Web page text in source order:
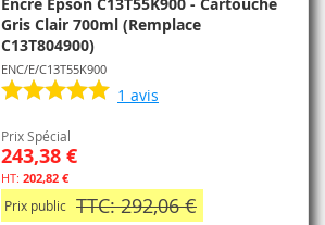
Gris Clair 700ml (Remplace
C13T804900)
ENC/E/C13T55K900
1 avis
Prix Spécial
243,38 €
202,82 €
Prix public TTC: 292,06 €